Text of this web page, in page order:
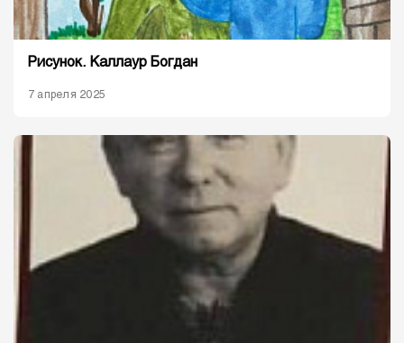
Рисунок. Каллаур Богдан
7 апреля 2025